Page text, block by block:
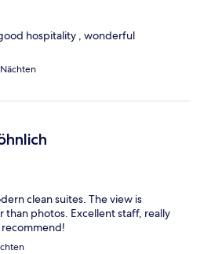
hospitality , wonderful
clean suites. The view is
photos. Excellent staff, really